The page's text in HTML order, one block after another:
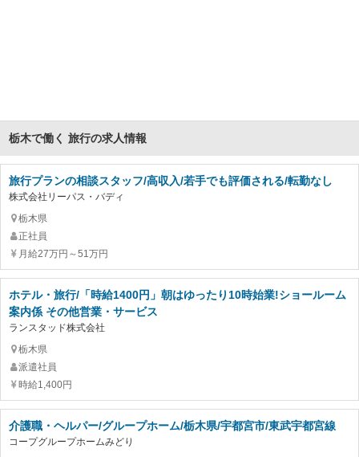
栃木で働く 旅行の求人情報
旅行プランの相談スタッフ/高収入/若手でも評価される/転勤なし
株式会社リーパス・バディ
栃木県
正社員
月給27万円～51万円
ホテル・旅行/「時給1400円」朝はゆったり10時始業!ショールーム
案内係 その他営業・サービス
ランスタッド株式会社
栃木県
派遣社員
時給1,400円
介護職・ヘルパー/グループホーム/栃木県/宇都宮市/東武宇都宮線
コープグループホームみどり